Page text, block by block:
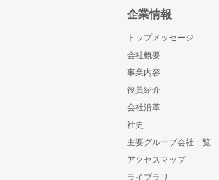
企業情報
トップメッセージ
会社概要
事業内容
役員紹介
会社沿革
社史
主要グループ会社一覧
アクセスマップ
ライブラリ